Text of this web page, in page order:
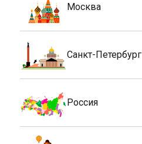
Москва
Санкт-Петербург
Россия